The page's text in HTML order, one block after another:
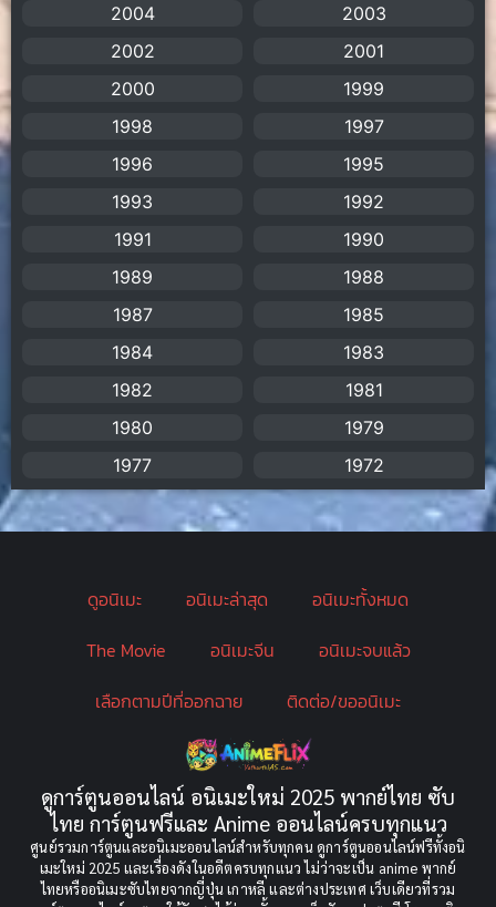
Blood(1)
boys love
Censored (เซ็นเซอร์) (19)
CG Animation (2)
Childhood(1)
Comedy (ตลก)(349)
Comedy ตลก(85)
2004
2003
2002
2001
2000
1999
1998
1997
1996
1995
1993
1992
1991
1990
1989
1988
1987
1985
1984
1983
1982
1981
1980
1979
1977
1972
ดูอนิเมะ อนิเมะล่าสุด
อนิเมะทั้งหมด
The Movie
อนิเมะจีน
อนิเมะจบแล้ว
เลือกตามปีที่ออกฉาย
ติดต่อ/ขออนิเมะ
ดูการ์ตูนออนไลน์ อนิเมะใหม่ 2025 พากย์ไทย ซับ
ไทย การ์ตูนฟรีและ Anime ออนไลน์ครบทุกแนว
ศูนย์รวมการ์ตูนและอนิเมะออนไลน์สำหรับทุกคน ดูการ์ตูนออนไลน์ฟรีทั้งอนิ
เมะใหม่ 2025 และเรื่องดังในอดีตครบทุกแนว ไม่ว่าจะเป็น anime พากย์
ไทยหรืออนิเมะซับไทยจากญี่ปุ่น เกาหลี และต่างประเทศ เว็บเดียวที่รวม